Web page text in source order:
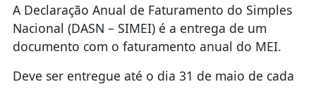
A Declaração Anual de Faturamento do Simples
Nacional (DASN – SIMEI) é a entrega de um
documento com o faturamento anual do MEI.
Deve ser entregue até o dia 31 de maio de cada